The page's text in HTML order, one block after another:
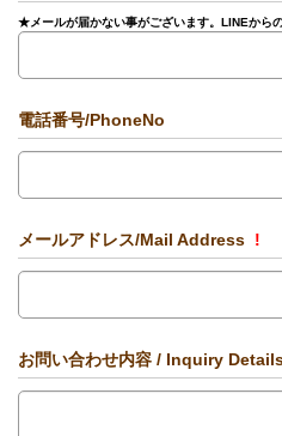
★メールが届かない事がございます。LINEから
電話番号/PhoneNo
メールアドレス/Mail Address !
お問い合わせ内容 / Inquiry